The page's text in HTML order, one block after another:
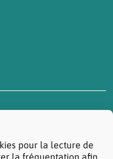
pour la lecture de
la fréquentation afin